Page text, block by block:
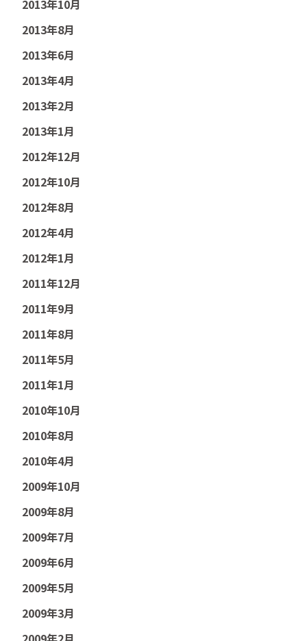
2013年10月
2013年8月
2013年6月
2013年4月
2013年2月
2013年1月
2012年12月
2012年10月
2012年8月
2012年4月
2012年1月
2011年12月
2011年9月
2011年8月
2011年5月
2011年1月
2010年10月
2010年8月
2010年4月
2009年10月
2009年8月
2009年7月
2009年6月
2009年5月
2009年3月